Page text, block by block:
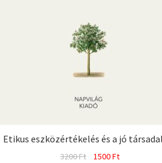
Etikus eszközértékelés és a jó
3200Ft
Original
1500FtCurrent